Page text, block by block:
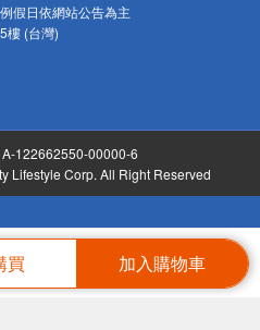
買 加入購物車
假日依網站公告為主
樓 (台灣)
122662550-00000-6
Lifestyle Corp. All Right Reserved